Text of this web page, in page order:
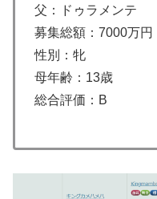
父：ドゥラメンテ
募集総額：7000万円
性別：牝
母年齢：13歳
総合評価：B